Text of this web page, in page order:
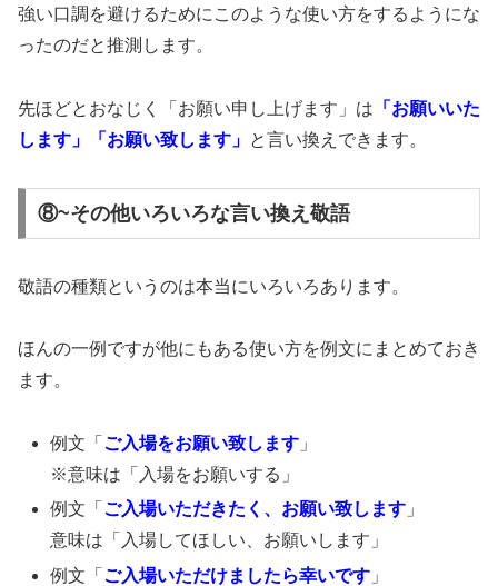
強い口調を避けるためにこのような使い方をするようにな
ったのだと推測します。
先ほどとおなじく「お願い申し上げます」は 「お願いいた
します」「お願い致します」 と言い換えできます。
⑧~その他いろいろな言い換え敬語
敬語の種類というのは本当にいろいろあります。
ほんの一例ですが他にもある使い方を例文にまとめておき
ます。
例文「 ご入場をお願い致します 」
※意味は「入場をお願いする」
例文「 ご入場いただきたく、お願い致します 」
意味は「入場してほしい、お願いします」
例文「 ご入場いただけましたら幸いです 」